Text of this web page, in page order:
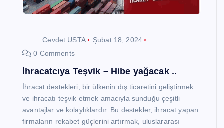
Cevdet USTA
Şubat 18, 2024
0 Comments
İhracatcıya Teşvik – Hibe yağacak ..
İhracat destekleri, bir ülkenin dış ticaretini geliştirmek
ve ihracatı teşvik etmek amacıyla sunduğu çeşitli
avantajlar ve kolaylıklardır. Bu destekler, ihracat yapan
firmaların rekabet güçlerini artırmak, uluslararası